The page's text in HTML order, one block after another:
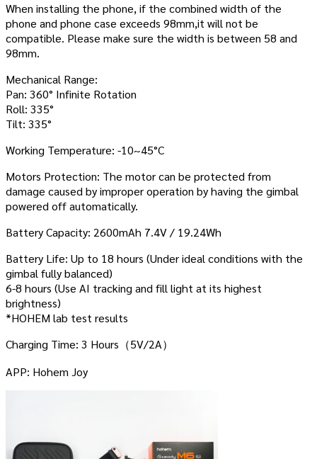
When installing the phone, if the combined width of the
phone and phone case exceeds 98mm,it will not be
compatible. Please make sure the width is between 58 and
98mm.
Mechanical Range:
Pan: 360° Infinite Rotation
Roll: 335°
Tilt: 335°
Working Temperature: -10~45°C
Motors Protection: The motor can be protected from
damage caused by improper operation by having the gimbal
powered off automatically.
Battery Capacity: 2600mAh 7.4V / 19.24Wh
Battery Life: Up to 18 hours (Under ideal conditions with the
gimbal fully balanced)
6-8 hours (Use AI tracking and fill light at its highest
brightness)
*HOHEM lab test results
Charging Time: 3 Hours（5V/2A）
APP: Hohem Joy